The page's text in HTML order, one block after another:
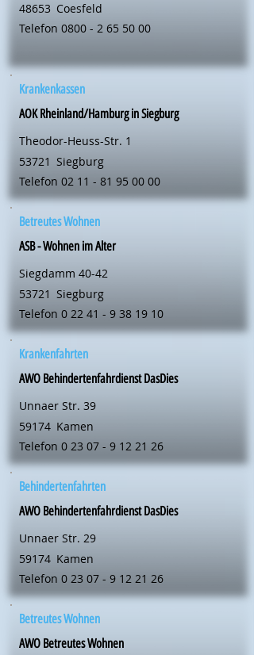
48653 Coesfeld
Telefon 0800 - 2 65 50 00
Krankenkassen
AOK Rheinland/Hamburg in Siegburg
Theodor-Heuss-Str. 1
53721 Siegburg
Telefon 02 11 - 81 95 00 00
Betreutes Wohnen
ASB - Wohnen im Alter
Siegdamm 40-42
53721 Siegburg
Telefon 0 22 41 - 9 38 19 10
Krankenfahrten
AWO Behindertenfahrdienst DasDies
Unnaer Str. 39
59174 Kamen
Telefon 0 23 07 - 9 12 21 26
Behindertenfahrten
AWO Behindertenfahrdienst DasDies
Unnaer Str. 29
59174 Kamen
Telefon 0 23 07 - 9 12 21 26
Betreutes Wohnen
AWO Betreutes Wohnen